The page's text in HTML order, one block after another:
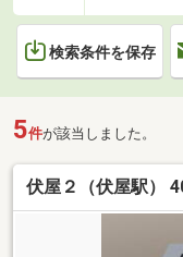
検索条件を保存
5件が該当しました。
伏屋２（伏屋駅）